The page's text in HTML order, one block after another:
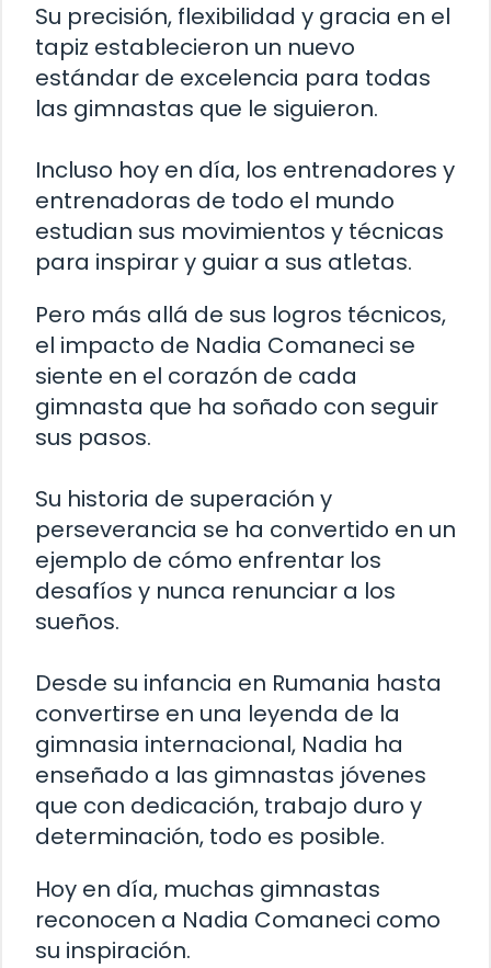
Su precisión, flexibilidad y gracia en el
tapiz establecieron un nuevo
estándar de excelencia para todas
las gimnastas que le siguieron.
Incluso hoy en día, los entrenadores y
entrenadoras de todo el mundo
estudian sus movimientos y técnicas
para inspirar y guiar a sus atletas.
Pero más allá de sus logros técnicos,
el impacto de Nadia Comaneci se
siente en el corazón de cada
gimnasta que ha soñado con seguir
sus pasos.
Su historia de superación y
perseverancia se ha convertido en un
ejemplo de cómo enfrentar los
desafíos y nunca renunciar a los
sueños.
Desde su infancia en Rumania hasta
convertirse en una leyenda de la
gimnasia internacional, Nadia ha
enseñado a las gimnastas jóvenes
que con dedicación, trabajo duro y
determinación, todo es posible.
Hoy en día, muchas gimnastas
reconocen a Nadia Comaneci como
su inspiración.